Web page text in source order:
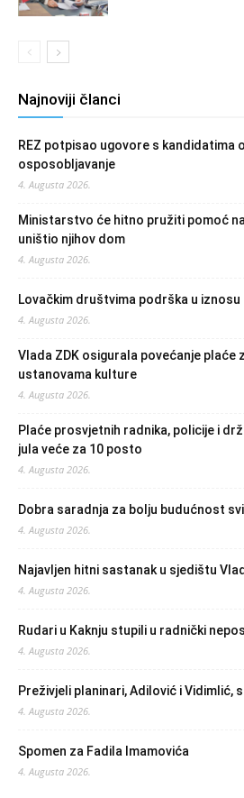
Najnoviji članci
REZ potpisao ugovore s kandidatima
osposobljavanje
4. Augusta 2026.
Ministarstvo će hitno pružiti pomoć
uništio njihov dom
4. Augusta 2026.
Lovačkim društvima podrška u iznosu
4. Augusta 2026.
Vlada ZDK osigurala povećanje plaće
ustanovama kulture
4. Augusta 2026.
Plaće prosvjetnih radnika, policije i
jula veće za 10 posto
4. Augusta 2026.
Dobra saradnja za bolju budućnost
4. Augusta 2026.
Najavljen hitni sastanak u sjedištu
4. Augusta 2026.
Rudari u Kaknju stupili u radnički
4. Augusta 2026.
Preživjeli planinari, Adilović i Vidimlić,
4. Augusta 2026.
Spomen za Fadila Imamovića
4. Augusta 2026.